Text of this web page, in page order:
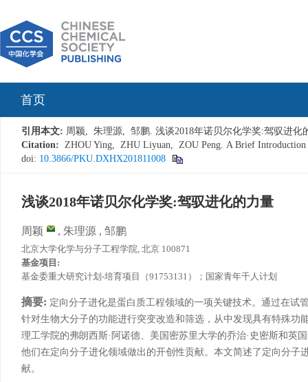
首页
引用本文: 周颖, 朱理源, 邹鹏. 浅谈2018年诺贝尔化学奖:驾驭进化
Citation: ZHOU Ying, ZHU Liyuan, ZOU Peng. A Brief Introduction
doi: 10.3866/PKU.DXHX201811008
浅谈2018年诺贝尔化学奖:驾驭进化的力量
周颖 , 朱理源 , 邹鹏
北京大学化学与分子工程学院, 北京 100871
基金项目:
基金委重大研究计划-培育项目（91753131）；国家青年千人计划
摘要: 定向分子进化是蛋白质工程领域的一项关键技术。通过在试
针对生物大分子的功能进行突变改造和筛选，从中发现具有特殊功
理工学院的弗朗西斯·阿诺德、美国密苏里大学的乔治·史密斯和英
他们在定向分子进化领域做出的开创性贡献。本文简述了定向分
献。